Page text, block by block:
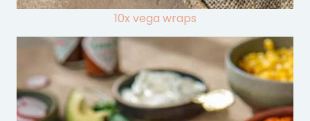
10x vega wraps